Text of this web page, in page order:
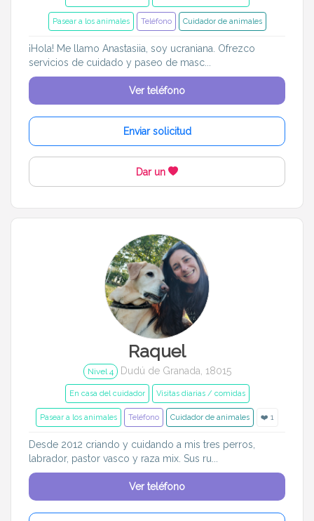
Pasear a los animales Teléfono Cuidador de animales
¡Hola! Me llamo Anastasiia, soy ucraniana. Ofrezco
servicios de cuidado y paseo de masc...
Ver teléfono
Enviar solicitud
Dar un
Raquel
Nivel 4 Dudú de Granada, 18015
En casa del cuidador Visitas diarias / comidas
Pasear a los animales Teléfono Cuidador de animales ❤️ 1
Desde 2012 criando y cuidando a mis tres perros,
labrador, pastor vasco y raza mix. Sus ru...
Ver teléfono